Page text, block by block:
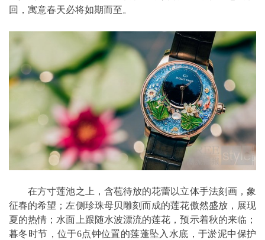
回，寓意春天必将如期而至。
在方寸莲池之上，含苞待放的花蕾以立体手法刻画，象
征春的希望；左侧珍珠母贝雕刻而成的莲花傲然盛放，展现
夏的热情；水面上跟随水波漂流的莲花，预示着秋的来临；
暮冬时节，位于6点钟位置的莲蓬坠入水底，于淤泥中保护